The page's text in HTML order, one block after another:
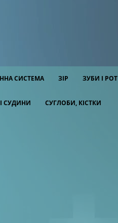
СИСТЕМА ЗІР ЗУБИ І РОТ
СУДИНИ СУГЛОБИ, КІСТКИ